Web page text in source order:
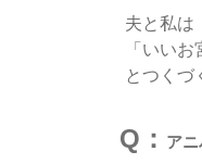
夫と私は
「いい
とつくづ
Q： ア